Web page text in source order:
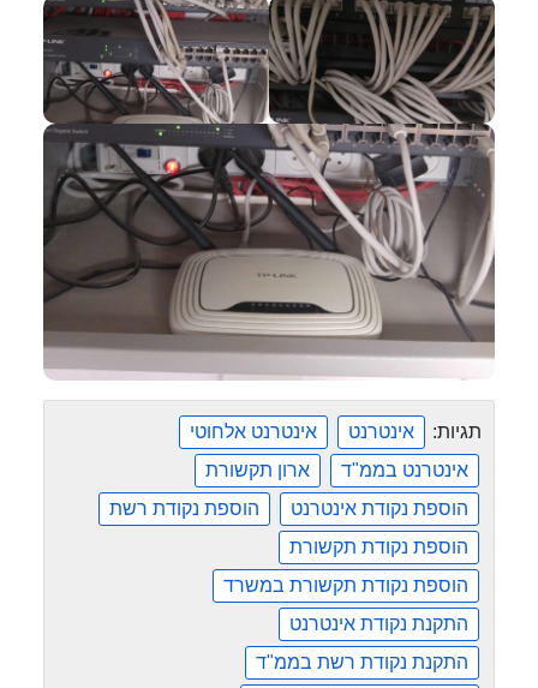
תגיות: אינטרנט
אינטרנט אלחוטי
אינטרנט בממ"ד
ארון תקשורת
הוספת נקודת אינטרנט
הוספת נקודת רשת
הוספת נקודת תקשורת
הוספת נקודת תקשורת במשרד
התקנת נקודת אינטרנט
התקנת נקודת רשת בממ"ד